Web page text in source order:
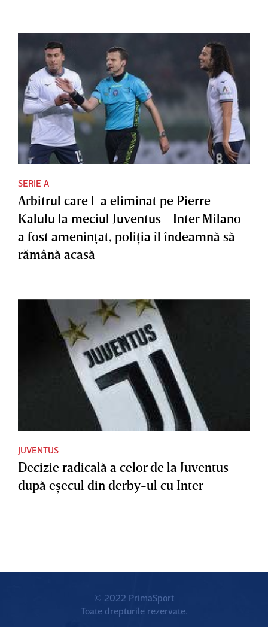
SERIE A
Arbitrul care l-a eliminat pe Pierre
Kalulu la meciul Juventus - Inter Milano
a fost ameninţat, poliţia îl îndeamnă să
rămână acasă
JUVENTUS
Decizie radicală a celor de la Juventus
după eşecul din derby-ul cu Inter
© 2022 PrimaSport
Toate drepturile rezervate.